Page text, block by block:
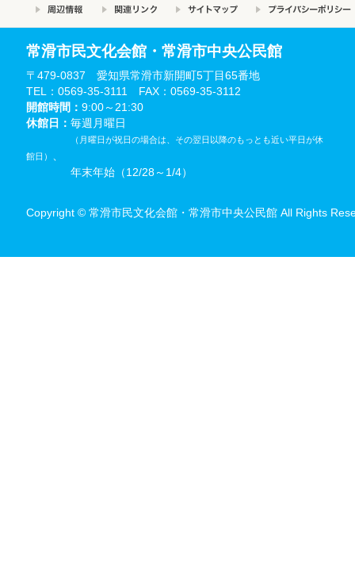
常滑市民文化会館・常滑市中央公民館
〒479-0837 愛知県常滑市新開町5丁目65番地
TEL：0569-35-3111 FAX：0569-35-3112
開館時間： 9:00～21:30
休館日： 毎週月曜日
（月曜日が祝日の場合は、その翌日以降のもっとも近い平日が休
館日）
、
年末年始（12/28～1/4）
Copyright © 常滑市民文化会館・常滑市中央公民館 All Rights